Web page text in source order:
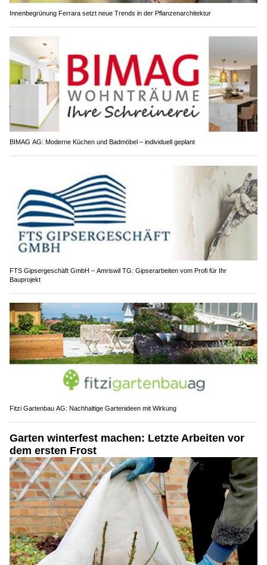
Innenbegrünung Ferrara setzt neue Trends in der Pflanzenarchitektur
BIMAG AG: Moderne Küchen und Badmöbel – individuell geplant
FTS Gipsergeschäft GmbH – Amriswil TG: Gipserarbeiten vom Profi für Ihr
Bauprojekt
Fitzi Gartenbau AG: Nachhaltige Gartenideen mit Wirkung
Garten winterfest machen: Letzte Arbeiten vor
dem ersten Frost